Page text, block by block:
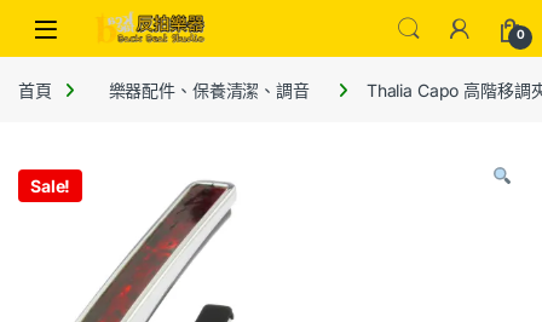
0
首頁 樂器配件、保養清潔、調音 Thalia Capo 高階移調
Sale!